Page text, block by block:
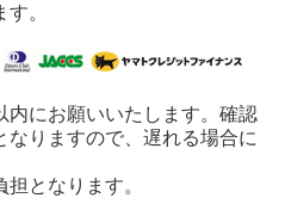
。
にお願いいたします。確認
りますので、遅れる場合に
となります。